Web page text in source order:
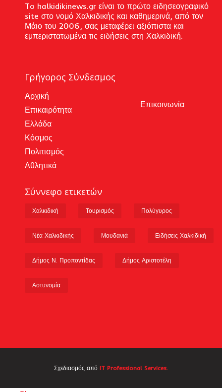
To halkidikinews.gr είναι το πρώτο ειδησεογραφικό
site στο νομό Χαλκιδικής και καθημερινά, από τον
Μάιο του 2006, σας μεταφέρει αξιόπιστα και
εμπεριστατωμένα τις ειδήσεις στη Χαλκιδική.
Γρήγορος Σύνδεσμος
Αρχική
Επικαιρότητα
Ελλάδα
Κόσμος
Πολιτισμός
Αθλητικά
Επικοινωνία
Σύννεφο ετικετών
Χαλκιδική Τουρισμός Πολύγυρος
Νέα Χαλκιδικής Μουδανιά Ειδήσεις Χαλκιδική
Δήμος Ν. Προποντίδας Δήμος Αριστοτέλη
Αστυνομία
Σχεδιασμός από IT Professional Services.